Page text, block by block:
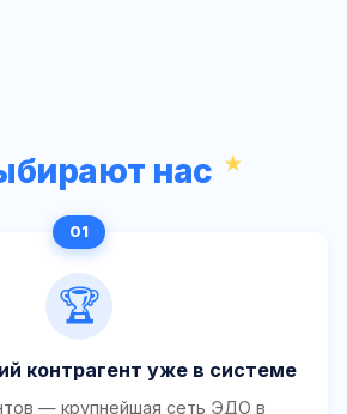
нас
🏆
контрагент уже в системе
— крупнейшая сеть ЭДО в